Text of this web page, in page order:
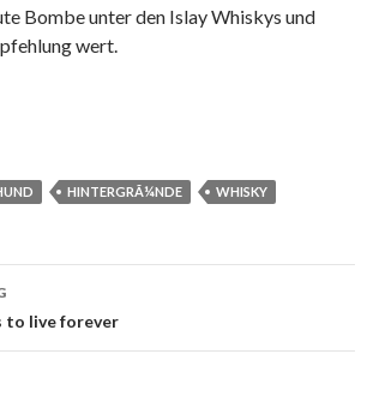
Bombe unter den Islay Whiskys und
wert.
HINTERGRÃ¼NDE WHISKY
to live forever